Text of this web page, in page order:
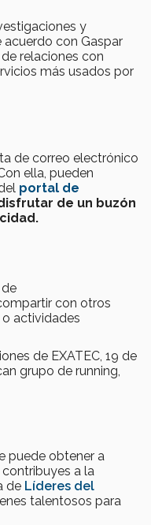
y
con Gaspar
relaciones con
más usados por
de correo electrónico
ella, pueden
portal de
de un buzón
con otros
actividades
de EXATEC, 19 de
grupo de running,
puede obtener a
a la
de Líderes del
talentosos para